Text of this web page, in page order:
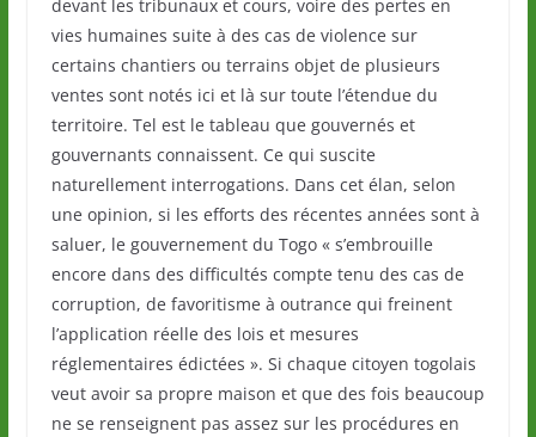
devant les tribunaux et cours, voire des pertes en
vies humaines suite à des cas de violence sur
certains chantiers ou terrains objet de plusieurs
ventes sont notés ici et là sur toute l’étendue du
territoire. Tel est le tableau que gouvernés et
gouvernants connaissent. Ce qui suscite
naturellement interrogations. Dans cet élan, selon
une opinion, si les efforts des récentes années sont à
saluer, le gouvernement du Togo « s’embrouille
encore dans des difficultés compte tenu des cas de
corruption, de favoritisme à outrance qui freinent
l’application réelle des lois et mesures
réglementaires édictées ». Si chaque citoyen togolais
veut avoir sa propre maison et que des fois beaucoup
ne se renseignent pas assez sur les procédures en